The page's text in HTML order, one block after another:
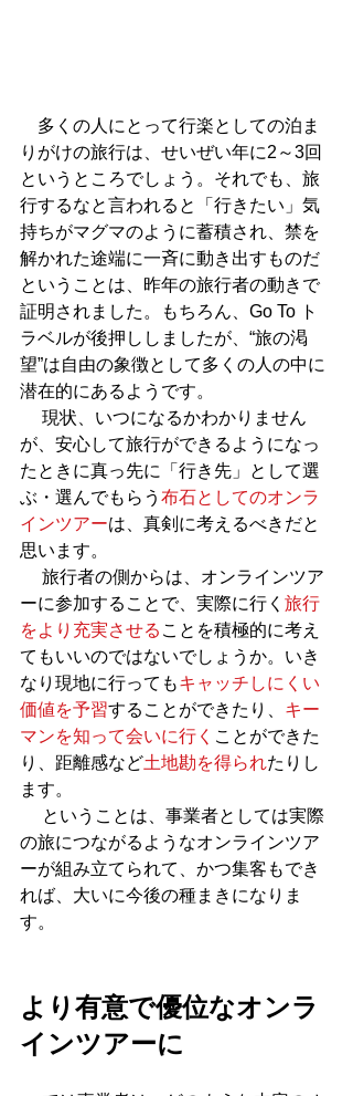
多くの人にとって行楽としての泊ま
りがけの旅行は、せいぜい年に2～3回
というところでしょう。それでも、旅
行するなと言われると「行きたい」気
持ちがマグマのように蓄積され、禁を
解かれた途端に一斉に動き出すものだ
ということは、昨年の旅行者の動きで
証明されました。もちろん、Go To ト
ラベルが後押ししましたが、“旅の渇
望”は自由の象徴として多くの人の中に
潜在的にあるようです。
が、安心して旅行ができるようになっ
たときに真っ先に「行き先」として選
ぶ・選んでもらう 布石としてのオンラ
インツアーは、真剣に考えるべきだと
思います。
ーに参加することで、実際に行く 旅行
をより充実させる ことを積極的に考え
てもいいのではないでしょうか。いき
なり現地に行ってもキャッチしにくい
価値を予習することができたり、 キー
マンを知って会いに行く ことができた
り、距離感など土地勘を得られたりし
ます。
の旅につながるようなオンラインツア
ーが組み立てられて、かつ集客もでき
れば、大いに今後の種まきになりま
す。
より有意で優位なオンラ
インツアーに